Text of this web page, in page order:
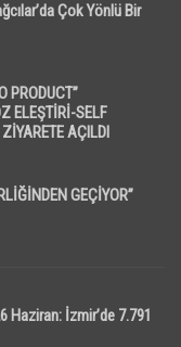
Çok Yönlü Bir
PRODUCT”
ELEŞTİRİ-SELF
AÇILDI
GEÇİYOR”
Haziran: İzmir’de 7.791